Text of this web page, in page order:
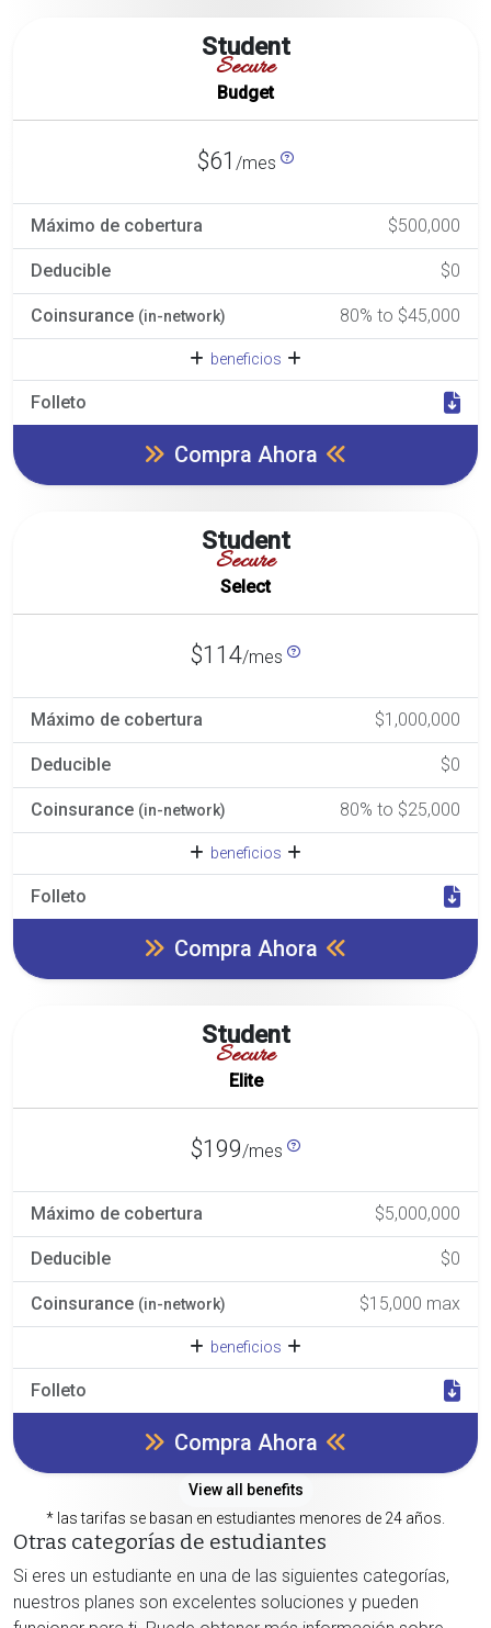
Student
Secure
Budget
$61 /mes
Máximo de cobertura $500,000
Deducible $0
Coinsurance (in-network) 80% to $45,000
beneficios
Folleto
Compra Ahora
Student
Secure
Select
$114/mes
Máximo de cobertura $1,000,000
Deducible $0
Coinsurance (in-network) 80% to $25,000
beneficios
Folleto
Compra Ahora
Student
Secure
Elite
$199/mes
Máximo de cobertura $5,000,000
Deducible $0
Coinsurance (in-network) $15,000 max
beneficios
Folleto
Compra Ahora
View all benefits
* las tarifas se basan en estudiantes menores de 24 años.
Otras categorías de estudiantes
Si eres un estudiante en una de las siguientes categorías,
nuestros planes son excelentes soluciones y pueden